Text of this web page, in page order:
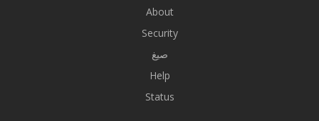
About
Security
صيغ
Help
Status